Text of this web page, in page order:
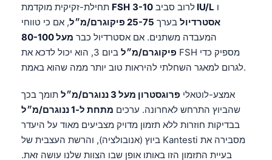
FSH לרוב סביב 3-10 IU/L ו
אסטרדיול בערך 25-75 פיקוגרם/מ״ל
, אם כי טווחי
המעבדה משתנים. אם אסטרדיול כבר
מעל 80-100
פיקוגרם/מ״ל
ביום 3, הוא יכול לדכא את FSH מספיק כדי
לגרום למאגר השחלתי להיראות טוב יותר ממה שהוא באמת.
אמצע-לוטאלי פרוגסטרון מעל 3 ננוגרם/מ״ל
תומך בכך
שהביוץ התרחש לאחרונה. ערכים מתחת ל-1 ננוגרם/מ״ל
בבדיקות חוזרות ללא תזמון מדויק מצביעים מאוד על היעדר
ביוץ (אנובולציה), והרשת העצבית של Kantesti מסבירה את
בעיית התזמון הזו באותו אופן שבו הצוות שלנו עושה זאת.